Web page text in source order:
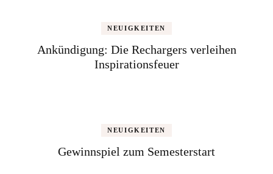
NEUIGKEITEN
Ankündigung: Die Rechargers verleihen
Inspirationsfeuer
NEUIGKEITEN
Gewinnspiel zum Semesterstart